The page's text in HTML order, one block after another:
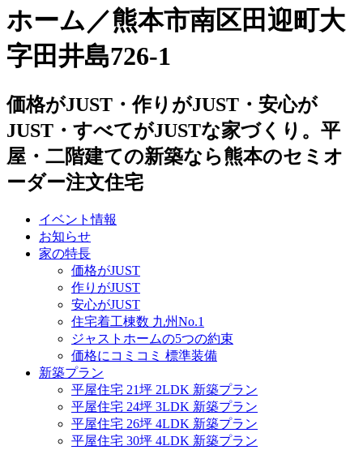
ホーム／熊本市南区田迎町大
字田井島726-1
価格がJUST・作りがJUST・安心が
JUST・すべてがJUSTな家づくり。平
屋・二階建ての新築なら熊本のセミオ
ーダー注文住宅
イベント情報
お知らせ
家の特長
価格がJUST
作りがJUST
安心がJUST
住宅着工棟数 九州No.1
ジャストホームの5つの約束
価格にコミコミ 標準装備
新築プラン
平屋住宅 21坪 2LDK 新築プラン
平屋住宅 24坪 3LDK 新築プラン
平屋住宅 26坪 4LDK 新築プラン
平屋住宅 30坪 4LDK 新築プラン